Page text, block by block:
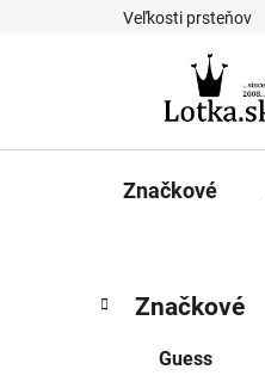
Veľkosti prsteňov
Značkové
B
kategórie
a
Značkové
Guess